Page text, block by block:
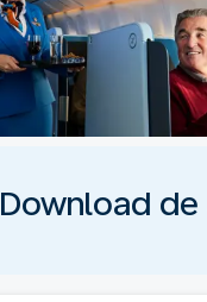
Download de